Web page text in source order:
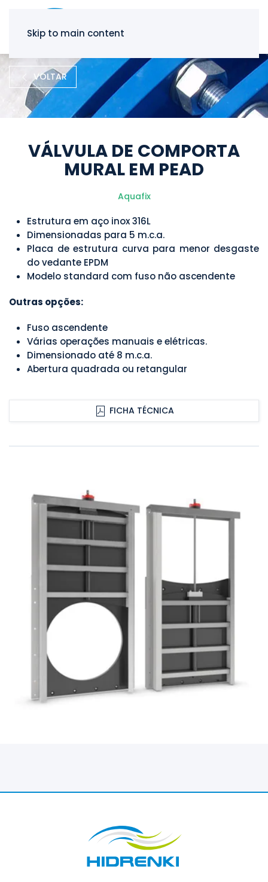
Skip to main content
VOLTAR
VÁLVULA DE COMPORTA
MURAL EM PEAD
Aquafix
Estrutura em aço inox 316L
Dimensionadas para 5 m.c.a.
Placa de estrutura curva para menor desgaste
do vedante EPDM
Modelo standard com fuso não ascendente
Outras opções:
Fuso ascendente
Várias operações manuais e elétricas.
Dimensionado até 8 m.c.a.
Abertura quadrada ou retangular
FICHA TÉCNICA